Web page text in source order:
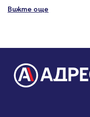
Вижте още